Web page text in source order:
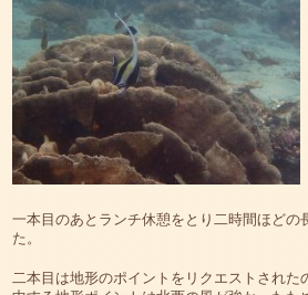
一本目のあとランチ休憩をとり二時間ほどの
た。
二本目は地形のポイントをリクエストされた